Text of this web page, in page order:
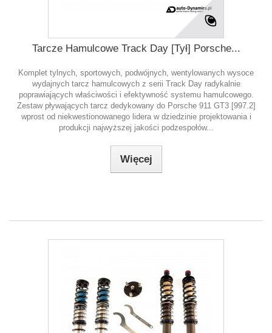
Tarcze Hamulcowe Track Day [Tył] Porsche...
Komplet tylnych, sportowych, podwójnych, wentylowanych wysoce
wydajnych tarcz hamulcowych z serii Track Day radykalnie
poprawiających właściwości i efektywność systemu hamulcowego.
Zestaw pływających tarcz dedykowany do Porsche 911 GT3 [997.2]
wprost od niekwestionowanego lidera w dziedzinie projektowania i
produkcji najwyższej jakości podzespołów...
Więcej